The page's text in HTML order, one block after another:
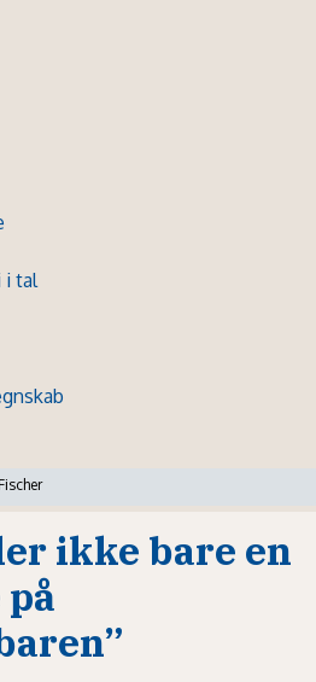
i tal
ikke bare en